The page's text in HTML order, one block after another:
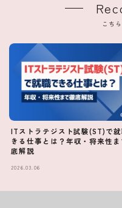
こち
ITストラテジスト試験(ST)で就
きる仕事とは？年収・将来性
底解説
2026.03.06